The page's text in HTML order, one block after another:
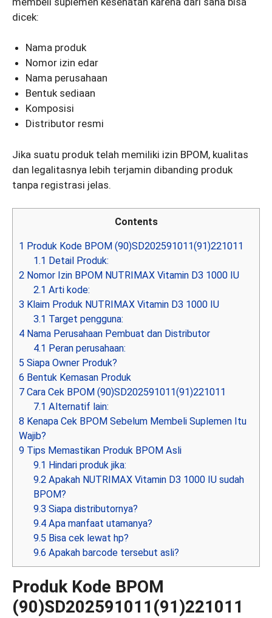
dicek:
Nama produk
Nomor izin edar
Nama perusahaan
Bentuk sediaan
Komposisi
Distributor resmi
Jika suatu produk telah memiliki izin BPOM, kualitas
dan legalitasnya lebih terjamin dibanding produk
tanpa registrasi jelas.
Contents
1 Produk Kode BPOM (90)SD202591011(91)221011
1.1 Detail Produk:
2 Nomor Izin BPOM NUTRIMAX Vitamin D3 1000 IU
2.1 Arti kode:
3 Klaim Produk NUTRIMAX Vitamin D3 1000 IU
3.1 Target pengguna:
4 Nama Perusahaan Pembuat dan Distributor
4.1 Peran perusahaan:
5 Siapa Owner Produk?
6 Bentuk Kemasan Produk
7 Cara Cek BPOM (90)SD202591011(91)221011
7.1 Alternatif lain:
8 Kenapa Cek BPOM Sebelum Membeli Suplemen Itu
Wajib?
9 Tips Memastikan Produk BPOM Asli
9.1 Hindari produk jika:
9.2 Apakah NUTRIMAX Vitamin D3 1000 IU sudah
BPOM?
9.3 Siapa distributornya?
9.4 Apa manfaat utamanya?
9.5 Bisa cek lewat hp?
9.6 Apakah barcode tersebut asli?
Produk Kode BPOM
(90)SD202591011(91)221011